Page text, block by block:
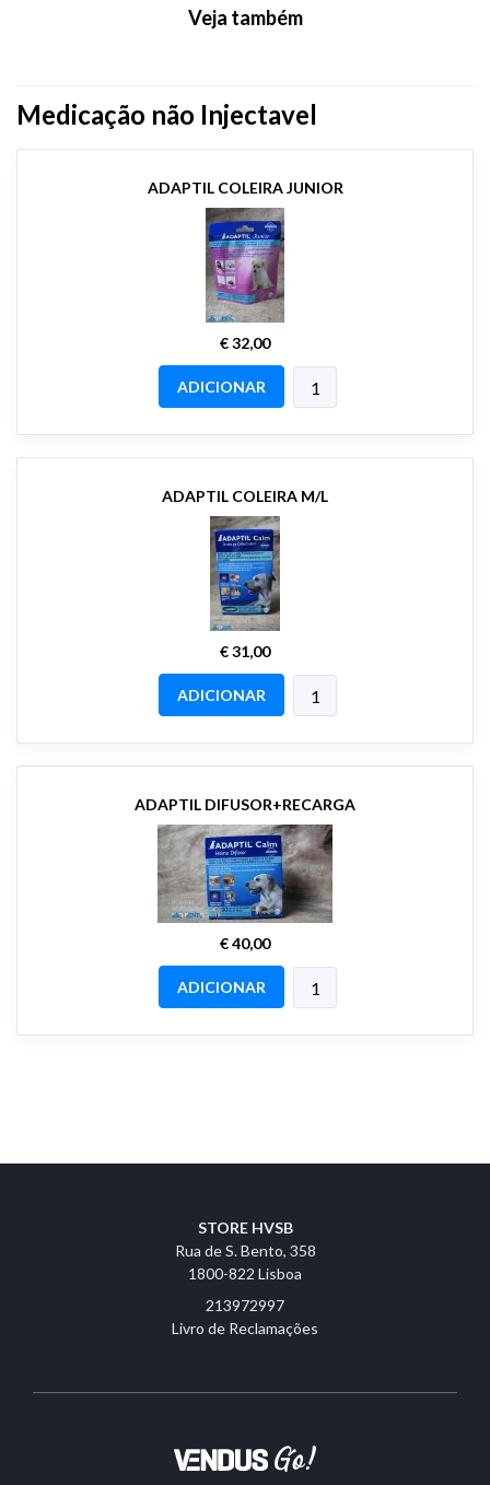
Veja também
Medicação não Injectavel
ADAPTIL COLEIRA JUNIOR
€ 32,00
ADICIONAR
ADAPTIL COLEIRA M/L
€ 31,00
ADICIONAR
ADAPTIL DIFUSOR+RECARGA
€ 40,00
ADICIONAR
STORE HVSB
Rua de S. Bento, 358
1800-822 Lisboa
213972997
Livro de Reclamações